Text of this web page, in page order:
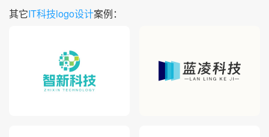
其它IT科技logo设计案例：